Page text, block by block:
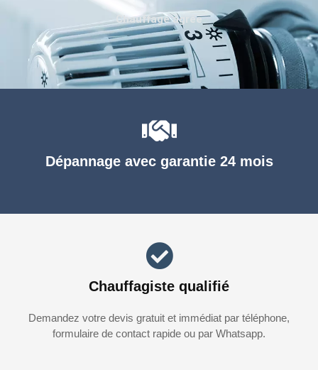
Dépannage avec garantie 24 mois
Chauffagiste qualifié
Demandez votre devis gratuit et immédiat par téléphone,
formulaire de contact rapide ou par Whatsapp.
Chauffage agréé